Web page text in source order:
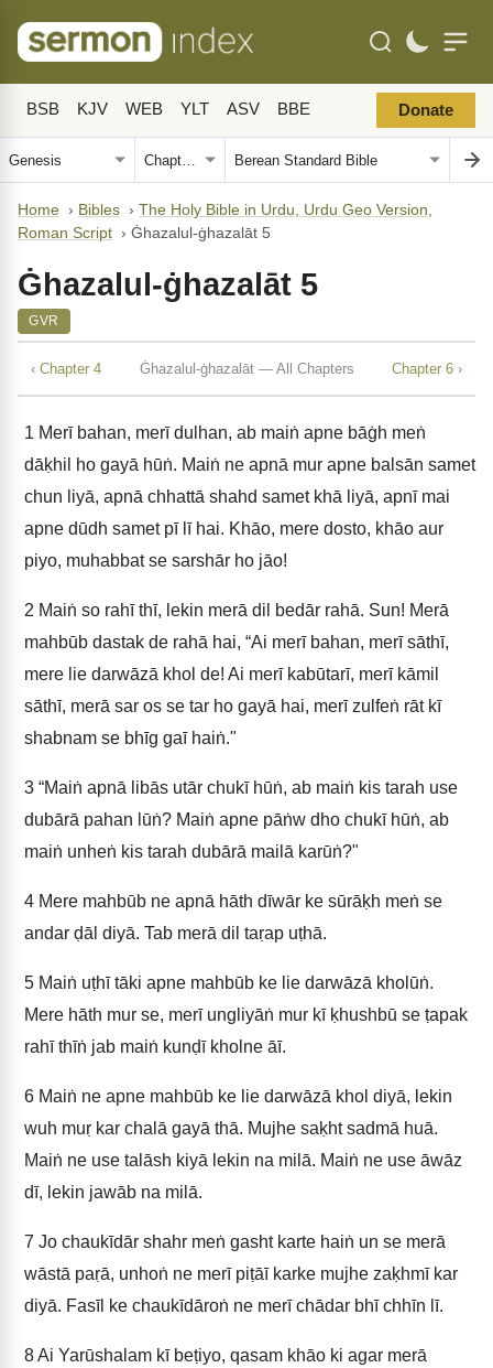
BSB KJV WEB YLT ASV BBE Donate
Home › Bibles › The Holy Bible in Urdu, Urdu Geo Version,
Roman Script › Ġhazalul-ġhazalāt 5
Ġhazalul-ġhazalāt 5
GVR
‹ Chapter 4 Ġhazalul-ġhazalāt — All Chapters Chapter 6 ›
1 Merī bahan, merī dulhan, ab maiṅ apne bāġh meṅ
dāḳhil ho gayā hūṅ. Maiṅ ne apnā mur apne balsān samet
chun liyā, apnā chhattā shahd samet khā liyā, apnī mai
apne dūdh samet pī lī hai. Khāo, mere dosto, khāo aur
piyo, muhabbat se sarshār ho jāo!
2 Maiṅ so rahī thī, lekin merā dil bedār rahā. Sun! Merā
mahbūb dastak de rahā hai, “Ai merī bahan, merī sāthī,
mere lie darwāzā khol de! Ai merī kabūtarī, merī kāmil
sāthī, merā sar os se tar ho gayā hai, merī zulfeṅ rāt kī
shabnam se bhīg gaī haiṅ."
3 “Maiṅ apnā libās utār chukī hūṅ, ab maiṅ kis tarah use
dubārā pahan lūṅ? Maiṅ apne pāṅw dho chukī hūṅ, ab
maiṅ unheṅ kis tarah dubārā mailā karūṅ?"
4 Mere mahbūb ne apnā hāth dīwār ke sūrāḳh meṅ se
andar ḍāl diyā. Tab merā dil taṛap uṭhā.
5 Maiṅ uṭhī tāki apne mahbūb ke lie darwāzā kholūṅ.
Mere hāth mur se, merī ungliyāṅ mur kī ḳhushbū se ṭapak
rahī thīṅ jab maiṅ kunḍī kholne āī.
6 Maiṅ ne apne mahbūb ke lie darwāzā khol diyā, lekin
wuh muṛ kar chalā gayā thā. Mujhe saḳht sadmā huā.
Maiṅ ne use talāsh kiyā lekin na milā. Maiṅ ne use āwāz
dī, lekin jawāb na milā.
7 Jo chaukīdār shahr meṅ gasht karte haiṅ un se merā
wāstā paṛā, unhoṅ ne merī piṭāī karke mujhe zaḳhmī kar
diyā. Fasīl ke chaukīdāroṅ ne merī chādar bhī chhīn lī.
8Ai Yarūshalam kī beṭiyo, qasam khāo ki agar merā